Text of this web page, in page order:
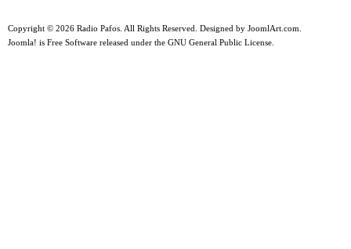
Copyright © 2026 Radio Pafos. All Rights Reserved. Designed by JoomlArt.com
Joomla! is Free Software released under the GNU General Public License.